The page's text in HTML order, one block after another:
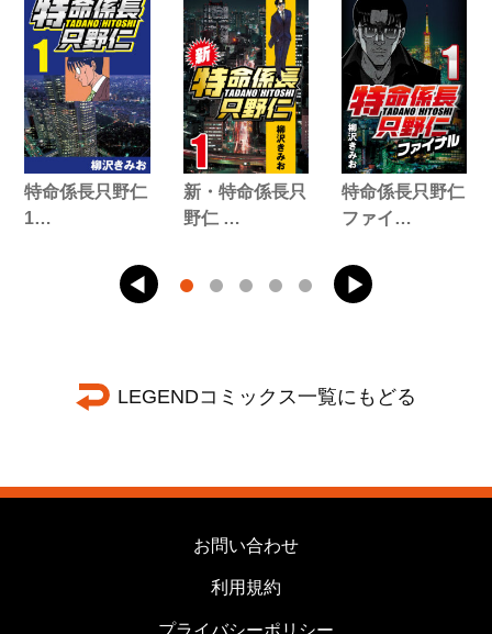
特命係長只野仁
1…
新・特命係長只
野仁 …
特命係長只野仁
ファイ…
LEGENDコミックス一覧にもどる
お問い合わせ
利用規約
プライバシーポリシー